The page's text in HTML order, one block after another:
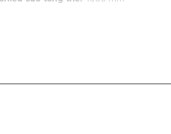
4 m (phù hợp không gian
Thủy tinh cao cấp, kết